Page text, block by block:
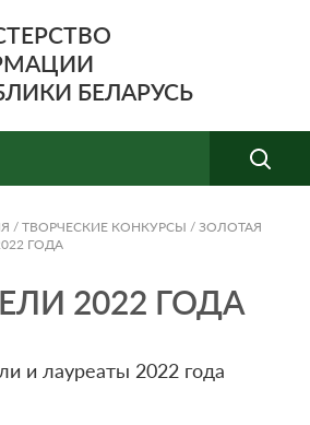
БЕЛАРУСЬ
/ ТВОРЧЕСКИЕ КОНКУРСЫ / ЗОЛОТАЯ
ГОДА
2022 ГОДА
и лауреаты 2022 года